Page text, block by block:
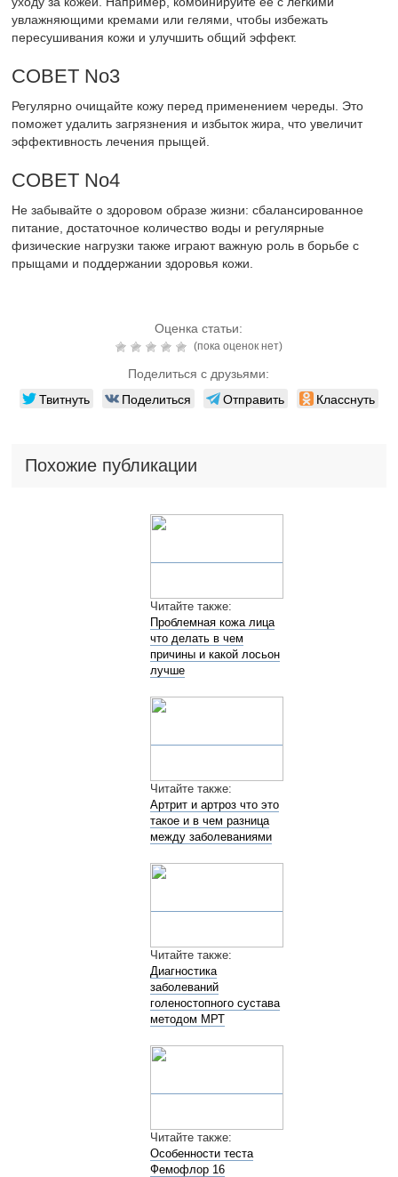
увлажняющими кремами или гелями, чтобы избежать
пересушивания кожи и улучшить общий эффект.
СОВЕТ No3
Регулярно очищайте кожу перед применением череды. Это
поможет удалить загрязнения и избыток жира, что увеличит
эффективность лечения прыщей.
СОВЕТ No4
Не забывайте о здоровом образе жизни: сбалансированное
питание, достаточное количество воды и регулярные
физические нагрузки также играют важную роль в борьбе с
прыщами и поддержании здоровья кожи.
Оценка статьи:
(пока оценок нет)
Поделиться с друзьями:
Твитнуть Поделиться Отправить Класснуть
Похожие публикации
Читайте также:
Проблемная кожа лица
что делать в чем
причины и какой лосьон
лучше
Читайте также:
Артрит и артроз что это
такое и в чем разница
между заболеваниями
Читайте также:
Диагностика
заболеваний
голеностопного сустава
методом МРТ
Читайте также:
Особенности теста
Фемофлор 16